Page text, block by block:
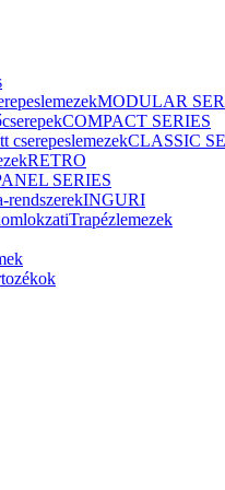
MODULAR
COMPACT SERIES
cserepeslemezekCLASSIC
RETRO
SERIES
rendszerekINGURI
Trapézlemezek